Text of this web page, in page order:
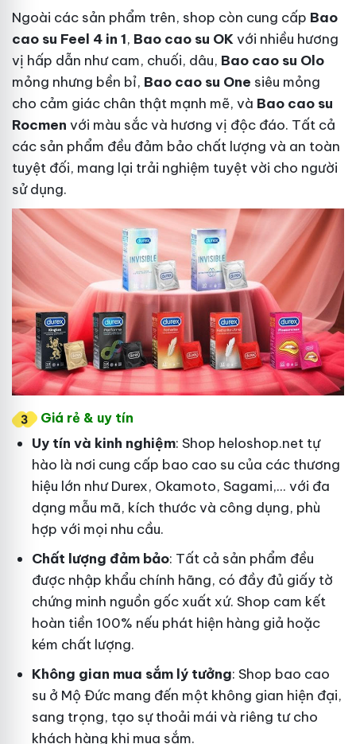
Ngoài các sản phẩm trên, shop còn cung cấp Bao
cao su Feel 4 in 1, Bao cao su OKvới nhiều hương
vị hấp dẫn như cam, chuối, dâu, Bao cao su Olo
mỏng nhưng bền bỉ, Bao cao su One siêu mỏng
cho cảm giác chân thật mạnh mẽ, và Bao cao su
Rocmen với màu sắc và hương vị độc đáo. Tất cả
các sản phẩm đều đảm bảo chất lượng và an toàn
tuyệt đối, mang lại trải nghiệm tuyệt vời cho người
sử dụng.
Giá rẻ & uy tín
Uy tín và kinh nghiệm: Shop heloshop.net tự
hào là nơi cung cấp bao cao su của các thương
hiệu lớn như Durex, Okamoto, Sagami,... với đa
dạng mẫu mã, kích thước và công dụng, phù
hợp với mọi nhu cầu.
Chất lượng đảm bảo: Tất cả sản phẩm đều
được nhập khẩu chính hãng, có đầy đủ giấy tờ
chứng minh nguồn gốc xuất xứ. Shop cam kết
hoàn tiền 100% nếu phát hiện hàng giả hoặc
kém chất lượng.
Không gian mua sắm lý tưởng: Shop bao cao
su ở Mộ Đức mang đến một không gian hiện đại,
sang trọng, tạo sự thoải mái và riêng tư cho
khách hàng khi mua sắm.